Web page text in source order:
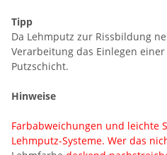
Tipp
Da Lehmputz zur Rissbildung
Verarbeitung das Einlegen einer
Putzschicht.
Hinweise
Farbabweichungen und leichte
Lehmputz-Systeme. Wer das